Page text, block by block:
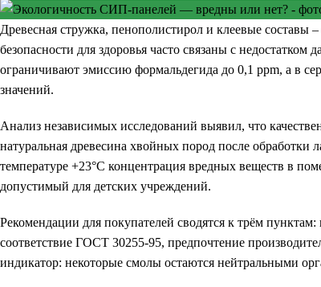
Древесная стружка, пенополистирол и клеевые составы –
безопасности для здоровья часто связаны с
ограничивают эмиссию формальдегида до 0,1 ppm, а в
значений.
Анализ независимых исследований выявил, что
натуральная древесина хвойных пород после
температуре +23°C концентрация вредных веществ в
допустимый для детских учреждений.
Рекомендации для покупателей сводятся к трём
соответствие ГОСТ 30255-95, предпочтение
индикатор: некоторые смолы остаются нейтральными